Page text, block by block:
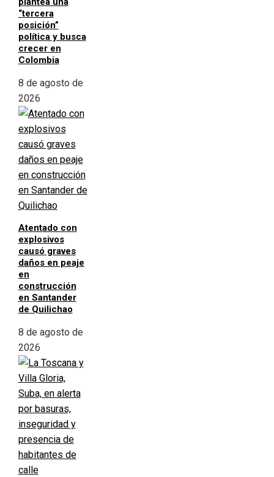
“tercera
posición”
política y busca
crecer en
Colombia
8 de agosto de
2026
Atentado con
explosivos
causó graves
daños en peaje
en
construcción
en Santander
de Quilichao
8 de agosto de
2026